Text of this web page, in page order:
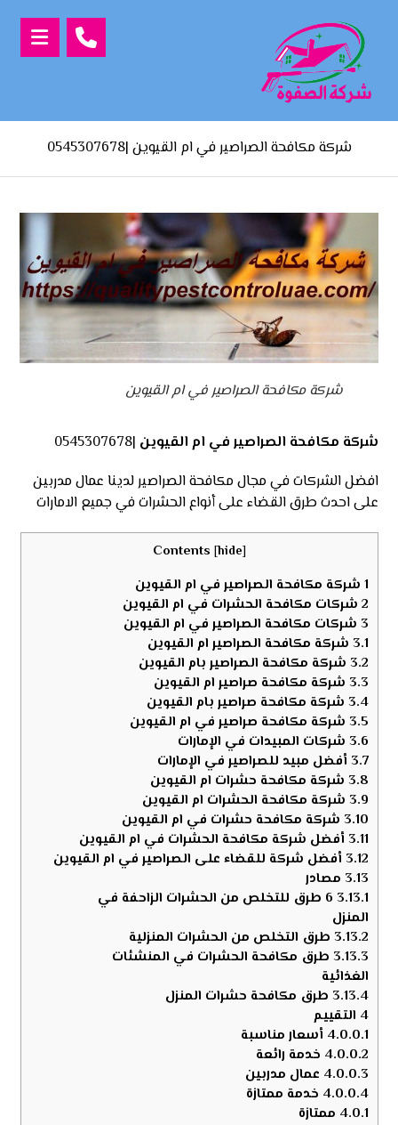
شركة مكافحة الصراصير في ام القيوين |0545307678
شركة مكافحة الصراصير في ام القيوين
شركة مكافحة الصراصير في ام القيوين |0545307678
افضل الشركات في مجال مكافحة الصراصير لدينا عمال مدربين
على احدث طرق القضاء على أنواع الحشرات في جميع الامارات
Contents [hide]
1 شركة مكافحة الصراصير في ام القيوين
2 شركات مكافحة الحشرات في ام القيوين
3 شركات مكافحة الصراصير في ام القيوين
3.1 شركة مكافحة الصراصير ام القيوين
3.2 شركة مكافحة الصراصير بام القيوين
3.3 شركة مكافحة صراصير ام القيوين
3.4 شركة مكافحة صراصير بام القيوين
3.5 شركة مكافحة صراصير في ام القيوين
3.6 شركات المبيدات في الإمارات
3.7 أفضل مبيد للصراصير في الإمارات
3.8 شركة مكافحة حشرات ام القيوين
3.9 شركة مكافحة الحشرات ام القيوين
3.10 شركة مكافحة حشرات في ام القيوين
3.11 أفضل شركة مكافحة الحشرات في ام القيوين
3.12 أفضل شركة للقضاء على الصراصير في ام القيوين
3.13 مصادر
3.13.1
6 طرق للتخلص من الحشرات الزاحفة في
المنزل
3.13.2 طرق التخلص من الحشرات المنزلية
3.13.3 طرق مكافحة الحشرات في المنشئات
الغذائية
3.13.4 طرق مكافحة حشرات المنزل
4 التقييم
4.0.0.1 أسعار مناسبة
4.0.0.2 خدمة رائعة
4.0.0.3 عمال مدربين
4.0.0.4 خدمة ممتازة
4.0.1 ممتازة